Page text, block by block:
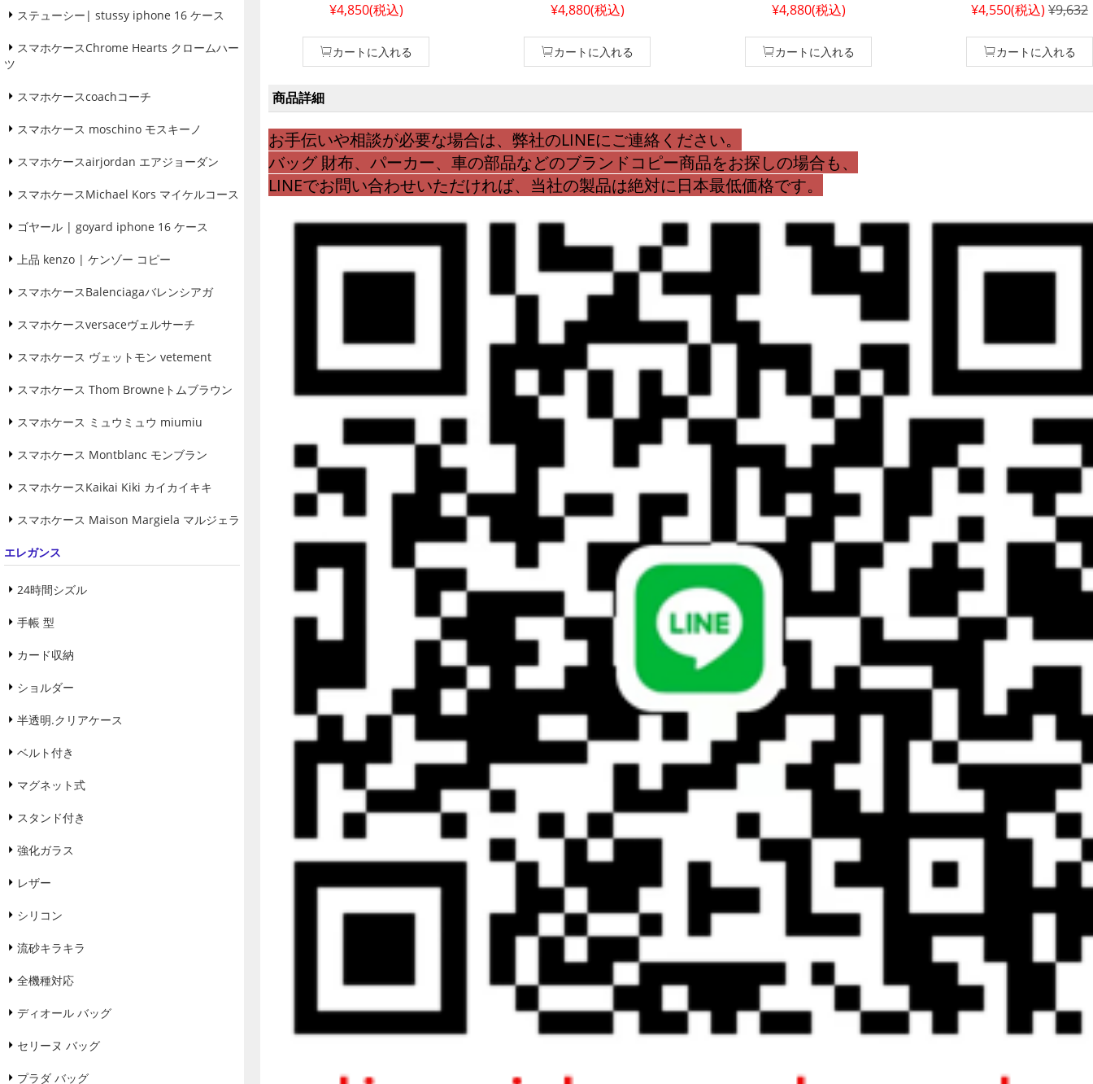
ステューシー| stussy iphone 16 ケース
スマホケースChrome Hearts クロームハー
ツ
スマホケースcoachコーチ
スマホケース moschino モスキーノ
スマホケースairjordan エアジョーダン
スマホケースMichael Kors マイケルコース
ゴヤール | goyard iphone 16 ケース
上品 kenzo | ケンゾー コピー
スマホケースBalenciagaバレンシアガ
スマホケースversaceヴェルサーチ
スマホケース ヴェットモン vetement
スマホケース Thom Browneトムブラウン
スマホケース ミュウミュウ miumiu
スマホケース Montblanc モンブラン
スマホケースKaikai Kiki カイカイキキ
スマホケース Maison Margiela マルジェラ
エレガンス
24時間シズル
手帳 型
カード収納
ショルダー
半透明.クリアケース
ベルト付き
マグネット式
スタンド付き
強化ガラス
レザー
シリコン
流砂キラキラ
全機種対応
ディオール バッグ
セリーヌ バッグ
プラダ バッグ
iphone 16携帯ケース 人気 アイ
ス風 カバー 耐衝撃
¥4,850(税込)
カートに入れる
作 iphone 13 pro max the north
ホン 12プロ耐衝撃ノースフェイ
スシンプル風 携帯 ケースiPhone
¥4,880(税込)
カートに入れる
north face風アイフォーン 13
ザ・ノース・フェイス風,the
north face風 アイホン 13 プロカ
¥4,880(税込)
カートに入れる
ザ・ノース・フェイス風
フェイススマホケース ア
ーンケース 13 plus 大人気
¥4,550(税込) ¥9,632
カートに入れる
商品詳細
お手伝いや相談が必要な場合は、弊社のLINEにご連絡ください。
バッグ 財布、パーカー、車の部品などのブランドコピー商品をお探しの場合も、
LINEでお問い合わせいただければ、当社の製品は絶対に日本最低価格です。